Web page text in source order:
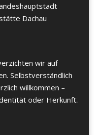
Dachau
wir auf
Selbstverständlich
willkommen –
oder Herkunft.